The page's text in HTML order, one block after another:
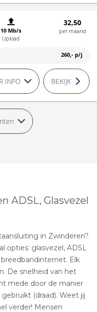
10 Mb/s
Upload
32,50
per maand
260,- p/j
INFO BEKIJK
ADSL, Glasvezel
in Zwinderen?
opties: glasvezel, ADSL
Elk
De snelheid van het
mede door de manier
(draad). Weet jij
verder! Mensen